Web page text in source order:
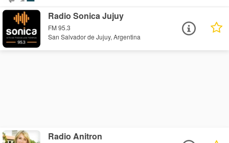
Radio Sonica Jujuy
FM 95.3
San Salvador de Jujuy, Argentina
Radio Anitron